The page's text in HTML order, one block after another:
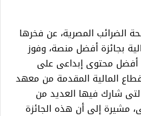
الضرائب المصرية، عن فخرها
بجائزة أفضل منصة، وفوز
أفضل محتوى إبداعى على
المالية المقدمة من معهد
شارك فيها العديد من
مشيرة إلى أن هذه الجائزة